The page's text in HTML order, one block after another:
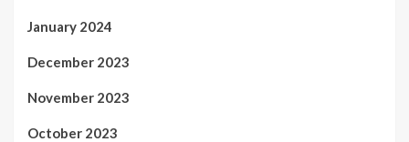
January 2024
December 2023
November 2023
October 2023